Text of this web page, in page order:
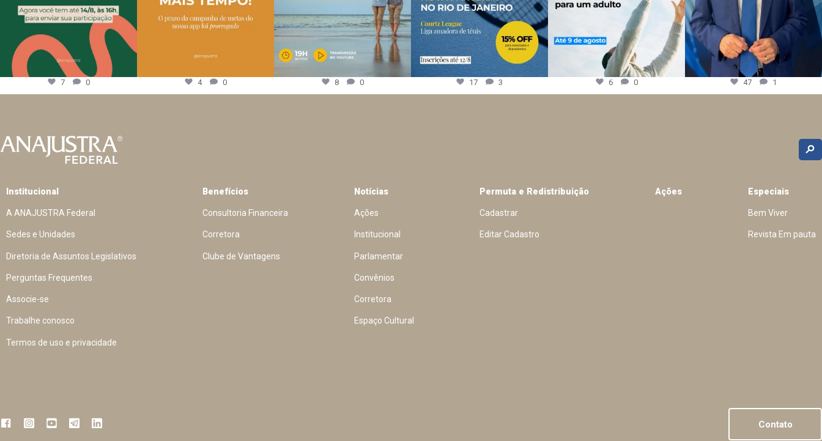
7 0 4 0 8 0 17 3 6 0 47 1
Institucional
A ANAJUSTRA Federal
Sedes e Unidades
Diretoria de Assuntos Legislativos
Perguntas Frequentes
Associe-se
Trabalhe conosco
Termos de uso e privacidade
Benefícios
Consultoria Financeira
Corretora
Clube de Vantagens
Notícias
Ações
Institucional
Parlamentar
Convênios
Corretora
Espaço Cultural
Permuta e Redistribuição
Cadastrar
Editar Cadastro
Ações Especiais
Bem Viver
Revista Em pauta
Contato